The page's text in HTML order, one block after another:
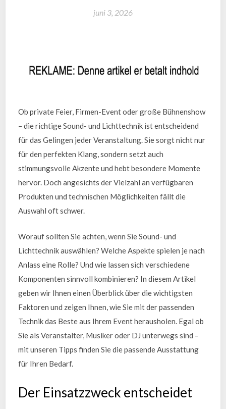
juni 3, 2026
Ob private Feier, Firmen-Event oder große Bühnenshow
– die richtige Sound- und Lichttechnik ist entscheidend
für das Gelingen jeder Veranstaltung. Sie sorgt nicht nur
für den perfekten Klang, sondern setzt auch
stimmungsvolle Akzente und hebt besondere Momente
hervor. Doch angesichts der Vielzahl an verfügbaren
Produkten und technischen Möglichkeiten fällt die
Auswahl oft schwer.
Worauf sollten Sie achten, wenn Sie Sound- und
Lichttechnik auswählen? Welche Aspekte spielen je nach
Anlass eine Rolle? Und wie lassen sich verschiedene
Komponenten sinnvoll kombinieren? In diesem Artikel
geben wir Ihnen einen Überblick über die wichtigsten
Faktoren und zeigen Ihnen, wie Sie mit der passenden
Technik das Beste aus Ihrem Event herausholen. Egal ob
Sie als Veranstalter, Musiker oder DJ unterwegs sind –
mit unseren Tipps finden Sie die passende Ausstattung
für Ihren Bedarf.
Der Einsatzzweck entscheidet